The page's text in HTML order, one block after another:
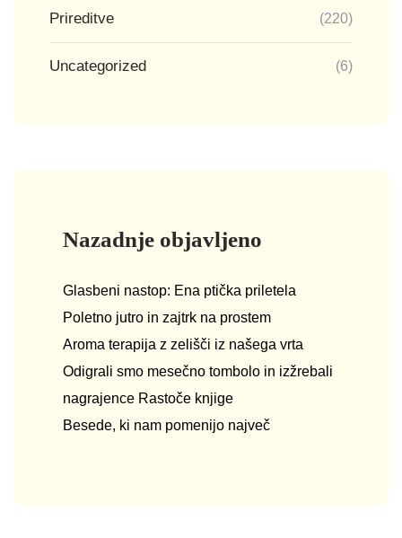
Prireditve (220)
Uncategorized (6)
Nazadnje objavljeno
Glasbeni nastop: Ena ptička priletela
Poletno jutro in zajtrk na prostem
Aroma terapija z zelišči iz našega vrta
Odigrali smo mesečno tombolo in izžrebali
nagrajence Rastoče knjige
Besede, ki nam pomenijo največ